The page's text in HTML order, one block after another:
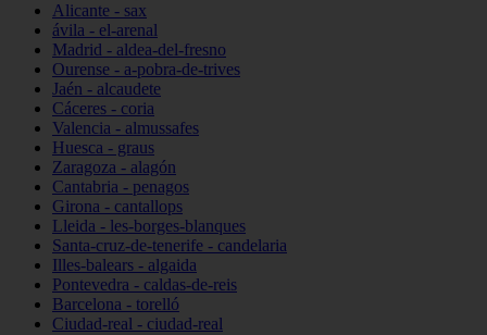
Alicante - sax
ávila - el-arenal
Madrid - aldea-del-fresno
Ourense - a-pobra-de-trives
Jaén - alcaudete
Cáceres - coria
Valencia - almussafes
Huesca - graus
Zaragoza - alagón
Cantabria - penagos
Girona - cantallops
Lleida - les-borges-blanques
Santa-cruz-de-tenerife - candelaria
Illes-balears - algaida
Pontevedra - caldas-de-reis
Barcelona - torelló
Ciudad-real - ciudad-real